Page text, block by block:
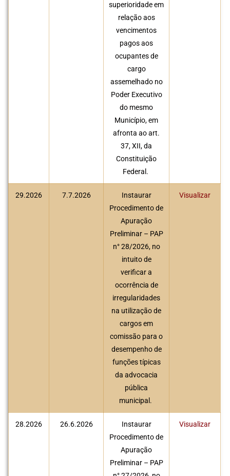
superioridade em
relação aos
vencimentos
pagos aos
ocupantes de
cargo
assemelhado no
Poder Executivo
do mesmo
Município, em
afronta ao art.
37, XII, da
Constituição
Federal.
29.2026 7.7.2026
Instaurar
Procedimento de
Apuração
Preliminar – PAP
n° 28/2026, no
intuito de
verificar a
ocorrência de
irregularidades
na utilização de
cargos em
comissão para o
desempenho de
funções típicas
da advocacia
pública
municipal.
Visualizar
28.2026 26.6.2026
Instaurar
Procedimento de
Apuração
Preliminar – PAP
Visualizar